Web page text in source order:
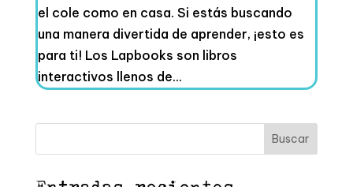
el cole como en casa. Si estás buscando
una manera divertida de aprender, ¡esto es
para ti! Los Lapbooks son libros
interactivos llenos de...
Buscar